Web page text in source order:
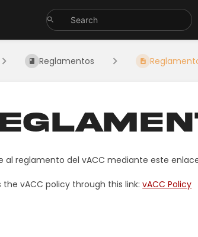
Reglamentos
al reglamento del vACC mediante este
the vACC policy through this link:vACC Policy